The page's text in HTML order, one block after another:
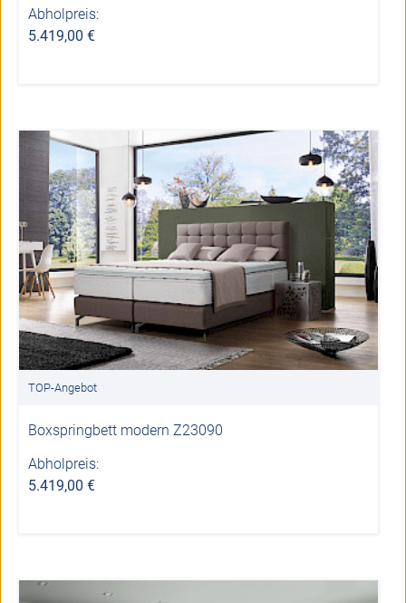
Abholpreis:
5.419,00 €
TOP-Angebot
Boxspringbett modern Z23090
Abholpreis:
5.419,00 €